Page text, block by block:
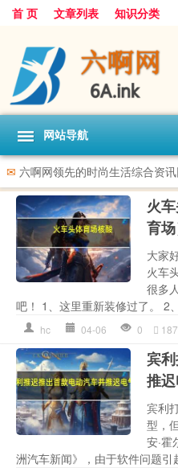
首 页 文章列表 知识分类
网站导航
✉ 六啊网领先的时尚生活综合资
火
育场
大家
火车
很多
吧！ 1、这里重新装修过了。 2
hc 04-06 0 187
宾
推
宾利
型，
安·
洲汽车新闻》，由于软件问题引